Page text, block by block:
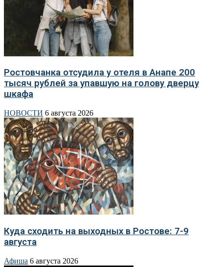
Ростовчанка отсудила у отеля в Анапе 200
тысяч рублей за упавшую на голову дверцу
шкафа
НОВОСТИ 6 августа 2026
Куда сходить на выходных в Ростове: 7-9
августа
Афиша 6 августа 2026